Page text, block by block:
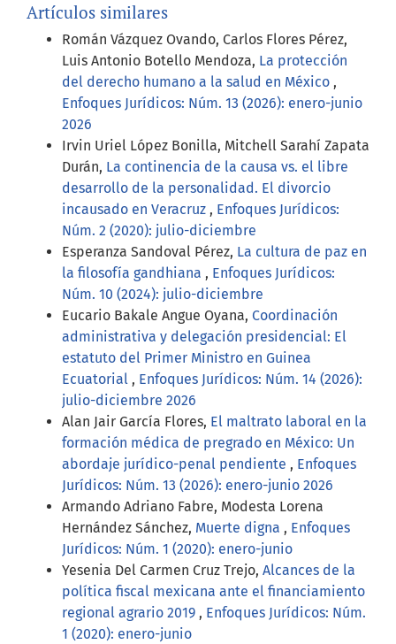
Artículos similares
Román Vázquez Ovando, Carlos Flores Pérez,
Luis Antonio Botello Mendoza, La protección
del derecho humano a la salud en México ,
Enfoques Jurídicos: Núm. 13 (2026): enero-junio
2026
Irvin Uriel López Bonilla, Mitchell Sarahí Zapata
Durán, La continencia de la causa vs. el libre
desarrollo de la personalidad. El divorcio
incausado en Veracruz , Enfoques Jurídicos:
Núm. 2 (2020): julio-diciembre
Esperanza Sandoval Pérez, La cultura de paz en
la filosofía gandhiana , Enfoques Jurídicos:
Núm. 10 (2024): julio-diciembre
Eucario Bakale Angue Oyana, Coordinación
administrativa y delegación presidencial: El
estatuto del Primer Ministro en Guinea
Ecuatorial , Enfoques Jurídicos: Núm. 14 (2026):
julio-diciembre 2026
Alan Jair García Flores, El maltrato laboral en la
formación médica de pregrado en México: Un
abordaje jurídico-penal pendiente , Enfoques
Jurídicos: Núm. 13 (2026): enero-junio 2026
Armando Adriano Fabre, Modesta Lorena
Hernández Sánchez, Muerte digna , Enfoques
Jurídicos: Núm. 1 (2020): enero-junio
Yesenia Del Carmen Cruz Trejo, Alcances de la
política fiscal mexicana ante el financiamiento
regional agrario 2019 , Enfoques Jurídicos: Núm.
1 (2020): enero-junio